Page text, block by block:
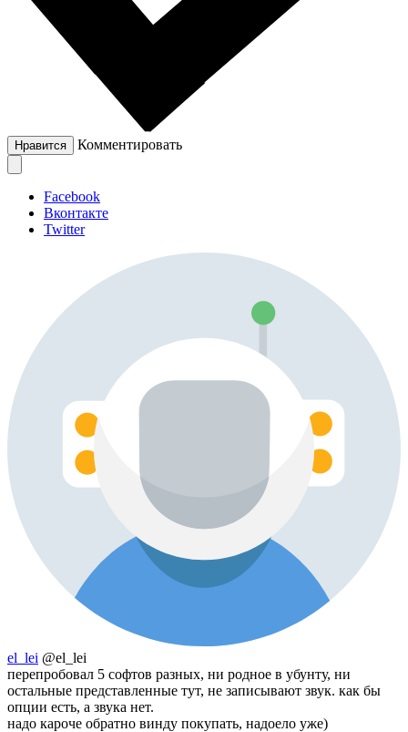
Нравится Комментировать
Facebook
Вконтакте
Twitter
el_lei @el_lei
перепробовал 5 софтов разных, ни родное в убунту, ни
остальные представленные тут, не записывают звук. как бы
опции есть, а звука нет.
надо кароче обратно винду покупать, надоело уже)